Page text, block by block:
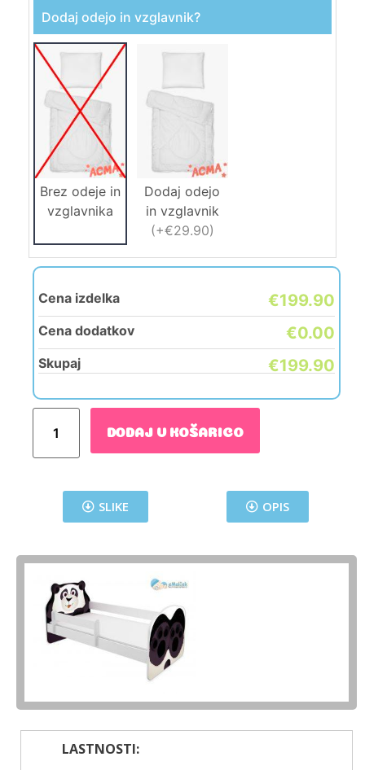
Dodaj odejo in vzglavnik?
Brez odeje in
vzglavnika
Dodaj odejo
in vzglavnik
(+€29.90)
Cena izdelka €199.90
Cena dodatkov €0.00
Skupaj €199.90
DODAJ V KOŠARICO
SLIKE OPIS
LASTNOSTI: